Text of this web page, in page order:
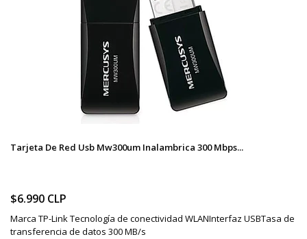
Tarjeta De Red Usb Mw300um Inalambrica 300 Mbps...
$6.990 CLP
Marca TP-Link Tecnología de conectividad WLANInterfaz USBTasa de
transferencia de datos 300 MB/s